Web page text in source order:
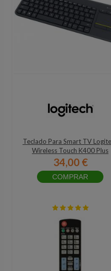
Teclado Para Smart TV
Wireless Touch K400 Plus
34,00 €
COMPRAR